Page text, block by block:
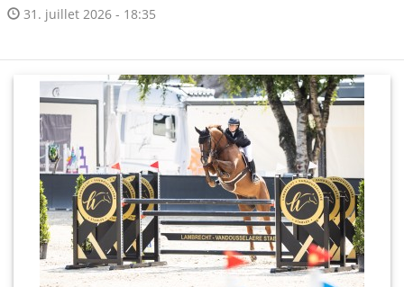
31. juillet 2026 - 18:35